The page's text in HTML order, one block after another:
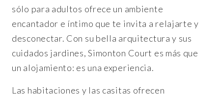
sólo para adultos ofrece un ambiente
encantador e íntimo que te invita a relajarte y
desconectar. Con su bella arquitectura y sus
cuidados jardines, Simonton Court es más que
un alojamiento: es una experiencia.
Las habitaciones y las casitas ofrecen